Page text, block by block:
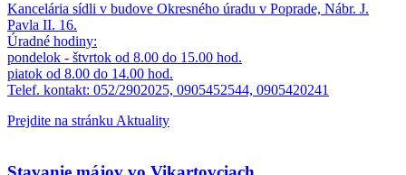
Kancelária sídli v budove Okresného úradu v Poprade, Nábr. J.
Pavla II. 16.
Úradné hodiny:
pondelok - štvrtok od 8.00 do 15.00 hod.
piatok od 8.00 do 14.00 hod.
Telef. kontakt: 052/2902025, 0905452544, 0905420241
Prejdite na stránku Aktuality